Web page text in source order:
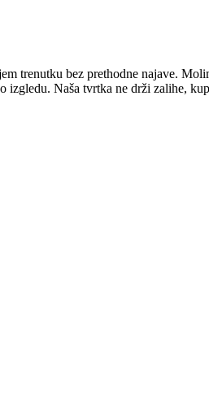
bez prethodne najave.
Naša tvrtka ne drži zalihe,